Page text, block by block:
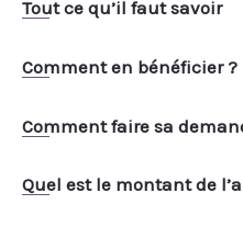
Tout ce qu’il faut savoir
Comment en bénéficier ?
Comment faire sa
Quel est le montant de